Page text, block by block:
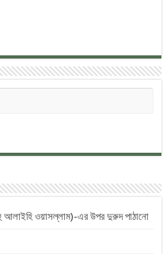
‎আলাইহি ওয়াসল্লাম)-এর উপর দুরুদ ‎পাঠানো